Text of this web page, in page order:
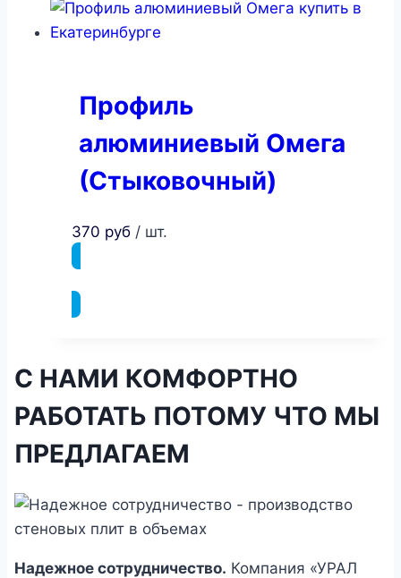
Профиль
алюминиевый Омега
(Стыковочный)
370 руб / шт.
С НАМИ КОМФОРТНО
РАБОТАТЬ ПОТОМУ ЧТО МЫ
ПРЕДЛАГАЕМ
Надежное сотрудничество. Компания «УРАЛ